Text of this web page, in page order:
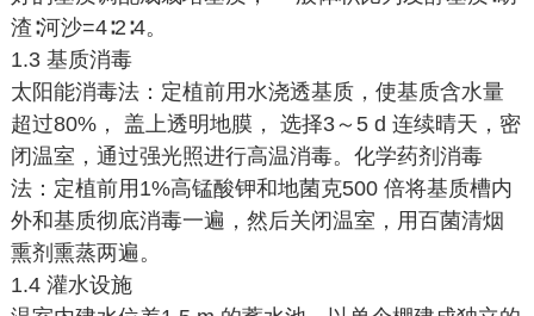
渣∶河沙=4∶2∶4。
1.3 基质消毒
太阳能消毒法：定植前用水浇透基质，使基质含水量
超过80%， 盖上透明地膜， 选择3～5 d 连续晴天，密
闭温室，通过强光照进行高温消毒。化学药剂消毒
法：定植前用1%高锰酸钾和地菌克500 倍将基质槽内
外和基质彻底消毒一遍，然后关闭温室，用百菌清烟
熏剂熏蒸两遍。
1.4 灌水设施